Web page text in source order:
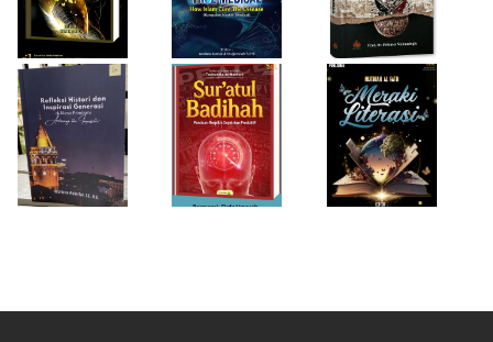
Pandemi
“Achieving the
Impossible”
Cepat dan
Produktif
Literasiku